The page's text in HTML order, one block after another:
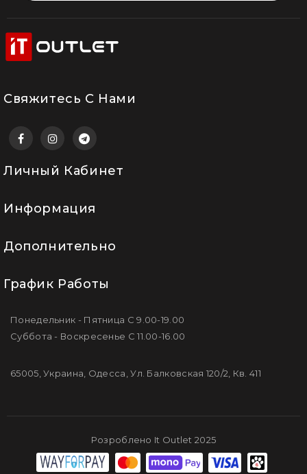
Свяжитесь С Нами
Личный Кабинет
Информация
Дополнительно
График Работы
Понедельник - Пятница С 9.00-19.00
Суббота - Воскресенье С 11.00-16.00
65005, Украина, Одесса, Ул. Балковская 120/2, Кв. 411
Розроблено It Outlet 2025